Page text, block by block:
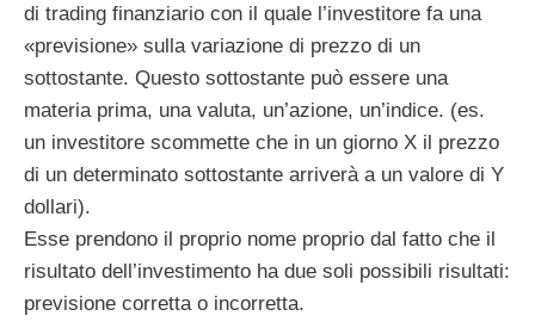
di trading finanziario con il quale l’investitore fa una
«previsione» sulla variazione di prezzo di un
sottostante. Questo sottostante può essere una
materia prima, una valuta, un’azione, un’indice. (es.
un investitore scommette che in un giorno X il prezzo
di un determinato sottostante arriverà a un valore di Y
dollari).
Esse prendono il proprio nome proprio dal fatto che il
risultato dell’investimento ha due soli possibili risultati:
previsione corretta o incorretta.